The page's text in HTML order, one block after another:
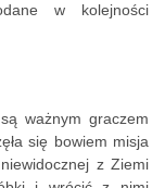
w kolejności
ważnym graczem
się bowiem misja
z Ziemi